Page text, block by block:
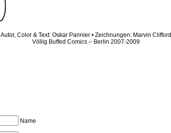
Autor, Color & Text: Oskar Pannier • Zeichnungen: Marvin Clifford
Völlig Buffed Comics – Berlin 2007-2009
Name